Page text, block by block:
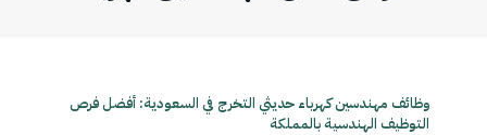
وظائف مهندسين كهرباء حديثي التخرج في السعودية: أفضل فرص
التوظيف الهندسية بالمملكة